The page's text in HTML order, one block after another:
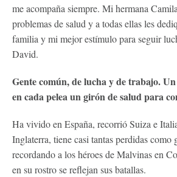
me acompaña siempre. Mi hermana
problemas de salud y a todas ellas les
familia y mi mejor estímulo para seguir
David.
Gente común, de lucha y de trabajo.
en cada pelea un girón de salud para
Ha vivido en España, recorrió Suiza e
Inglaterra, tiene casi tantas perdidas como
recordando a los héroes de Malvinas en
en su rostro se reflejan sus batallas.